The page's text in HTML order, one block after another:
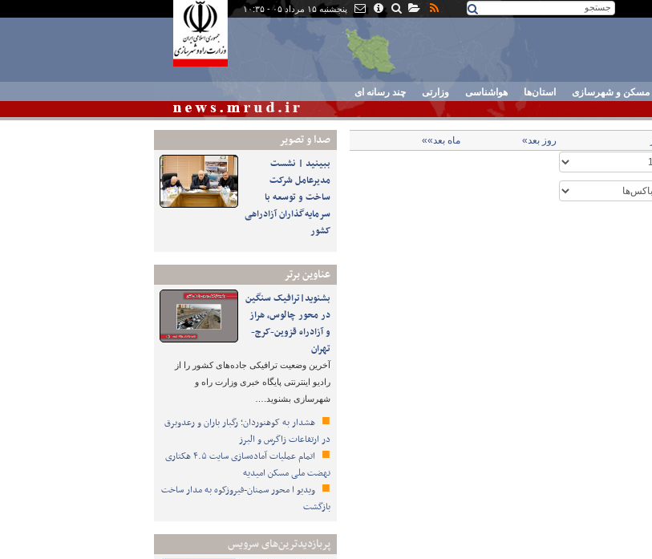
پنجشنبه ۱۵ مرداد ۰۵ - ۱۰:۳۵
مسکن و شهرسازی استان‌ها هواشناسی وزارتی چند رسانه ای
صدا و تصوير
ببینید | نشست
مدیرعامل شرکت
ساخت و توسعه با
سرمایه‌گذاران آزادراهی
کشور
عناوین برتر
بشنوید|ترافیک سنگین
در محور چالوس، هراز
و آزادراه قزوین-کرج-
تهران
آخرین وضعیت ترافیکی جاده‌های کشور را از
رادیو اینترنتی پایگاه خبری وزارت راه و
شهرسازی بشنوید.…
هشدار به کوهنوردان؛ رگبار باران و رعدوبرق
در ارتفاعات زاگرس و البرز
اتمام عملیات آماده‌سازی سایت ۴.۵ هکتاری
نهضت ملی مسکن امیدیه
ویدیو ا محور سمنان-فیروزکوه به مدار ساخت
بازگشت
پربازدیدترین‌های سرویس
روز بعد» ماه بعد»»